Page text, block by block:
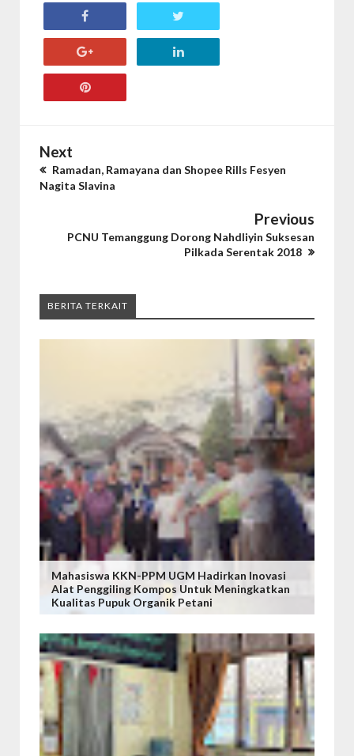
Next
Ramadan, Ramayana dan Shopee Rills Fesyen
Nagita Slavina
Previous
PCNU Temanggung Dorong Nahdliyin Suksesan
Pilkada Serentak 2018
BERITA TERKAIT
Mahasiswa KKN-PPM UGM Hadirkan Inovasi
Alat Penggiling Kompos Untuk Meningkatkan
Kualitas Pupuk Organik Petani